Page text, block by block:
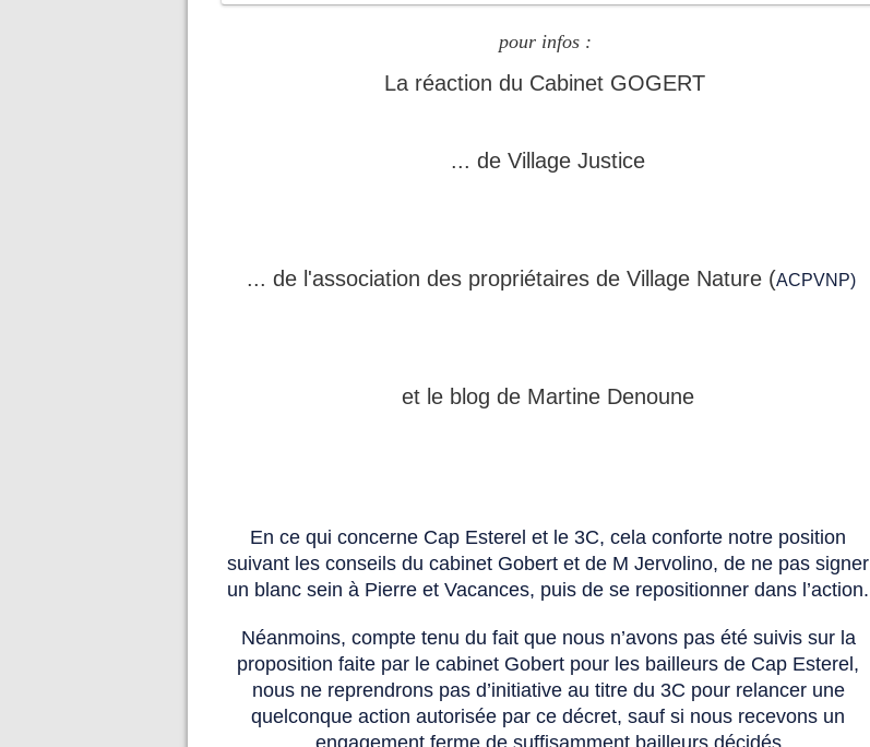
pour infos :
La réaction du Cabinet GOGERT
... de Village Justice
... de l'association des propriétaires de Village Nature (ACPVNP)
et le blog de Martine Denoune
En ce qui concerne Cap Esterel et le 3C, cela conforte notre position
suivant les conseils du cabinet Gobert et de M Jervolino, de ne pas signer
un blanc sein à Pierre et Vacances, puis de se repositionner dans l’action.
Néanmoins, compte tenu du fait que nous n’avons pas été suivis sur la
proposition faite par le cabinet Gobert pour les bailleurs de Cap Esterel,
nous ne reprendrons pas d’initiative au titre du 3C pour relancer une
quelconque action autorisée par ce décret, sauf si nous recevons un
engagement ferme de suffisamment bailleurs décidés